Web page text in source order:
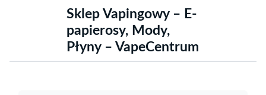
Sklep Vapingowy – E-
papierosy, Mody,
Płyny – VapeCentrum